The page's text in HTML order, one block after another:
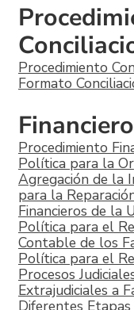
Procedimiento
Formato
Financiero
Procedimiento
Política para la
Agregación de la
para la
Financieros de la
Política para el
Contable de los
Política para el
Procesos
Extrajudiciales a
Diferentes Etapas